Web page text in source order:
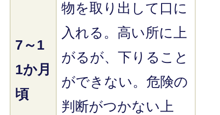
7～1
1か月
頃
物を取り出して口に
入れる。高い所に上
がるが、下りること
ができない。危険の
判断がつかない上